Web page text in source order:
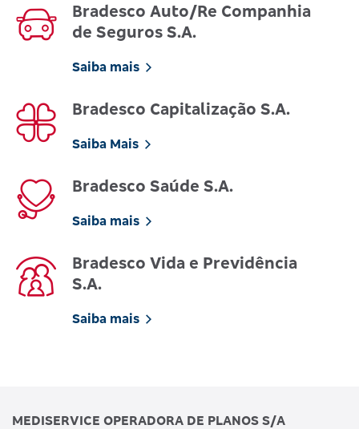
Bradesco Auto/Re Companhia
de Seguros S.A.
Saiba mais
Bradesco Capitalização S.A.
Saiba Mais
Bradesco Saúde S.A.
Saiba mais
Bradesco Vida e Previdência
S.A.
Saiba mais
MEDISERVICE OPERADORA DE PLANOS S/A